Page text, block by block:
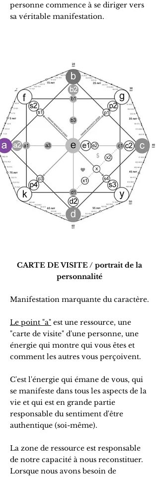
personne commence à se diriger vers
sa véritable manifestation.
CARTE DE VISITE / portrait de la
personnalité
Manifestation marquante du caractère.
Le point "a" est une ressource, une
"carte de visite" d'une personne, une
énergie qui montre qui vous êtes et
comment les autres vous perçoivent.
C'est l'énergie qui émane de vous, qui
se manifeste dans tous les aspects de la
vie et qui est en grande partie
responsable du sentiment d'être
authentique (soi-même).
La zone de ressource est responsable
de notre capacité à nous reconstituer.
Lorsque nous avons besoin de